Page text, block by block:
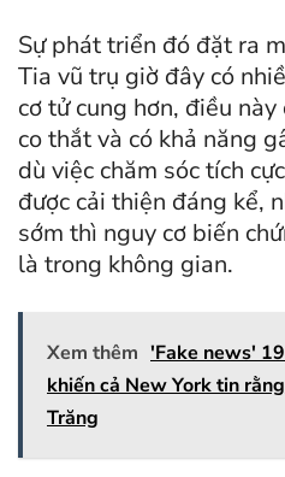
Sự phát triển đó đặt ra
Tia vũ trụ giờ đây có
cơ tử cung hơn, điều
co thắt và có khả năng
dù việc chăm sóc tích
được cải thiện đáng kể,
sớm thì nguy cơ biến
là trong không gian.
Xem thêm 'Fake news'
khiến cả New York tin
Trăng